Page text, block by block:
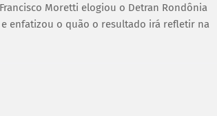
Moretti elogiou o Detran Rondônia
enfatizou o quão o resultado irá refletir na